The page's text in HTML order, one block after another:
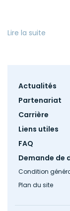
Lire la suite
Footer
Actualités
Partenariat
Carrière
Liens utiles
FAQ
Demande de
Condition
Plan du site